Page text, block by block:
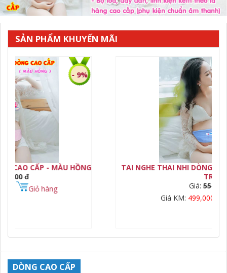
SẢN PHẨM KHUYẾN MÃI
TAI NGHE THAI NHI DÒNG CAO CẤP - MÀU XANH DA
Giỏ hàng
- 9%
DÒNG CAO CẤP